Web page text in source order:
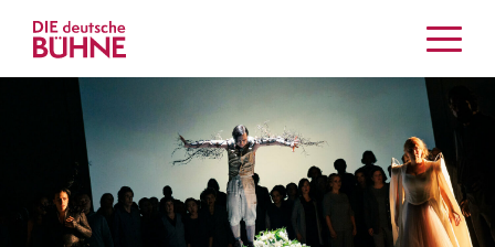
Kritiken
Schauspiel
Musiktheater
Tanz
Crossover